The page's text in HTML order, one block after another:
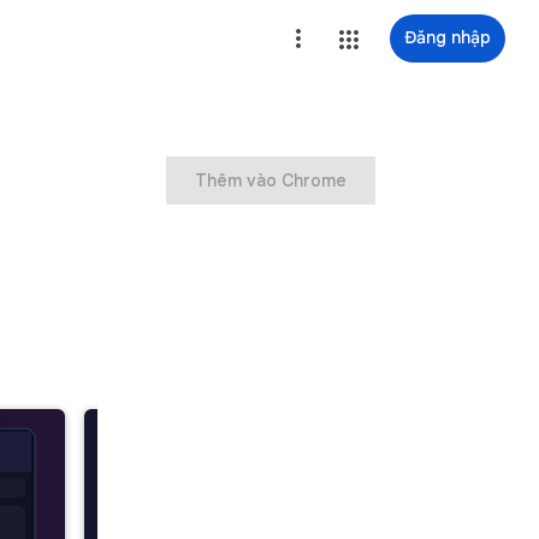
Đăng nhập
Thêm vào Chrome